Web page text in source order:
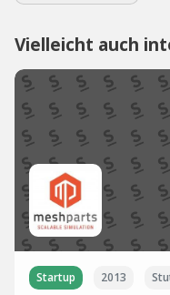
Vielleicht auch
Startup 2013